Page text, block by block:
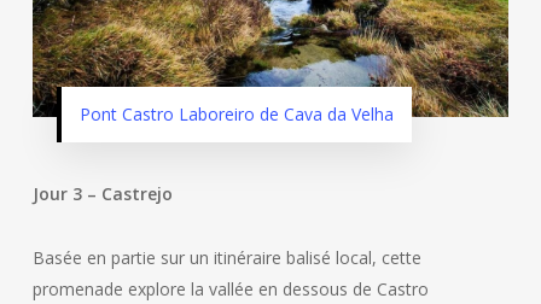
Pont Castro Laboreiro de Cava da Velha
Jour 3 – Castrejo
Basée en partie sur un itinéraire balisé local, cette
promenade explore la vallée en dessous de Castro